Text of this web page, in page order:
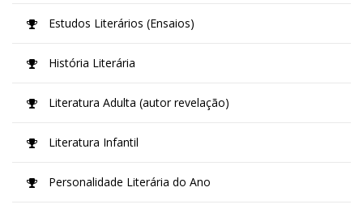
Estudos Literários (Ensaios)
História Literária
Literatura Adulta (autor revelação)
Literatura Infantil
Personalidade Literária do Ano